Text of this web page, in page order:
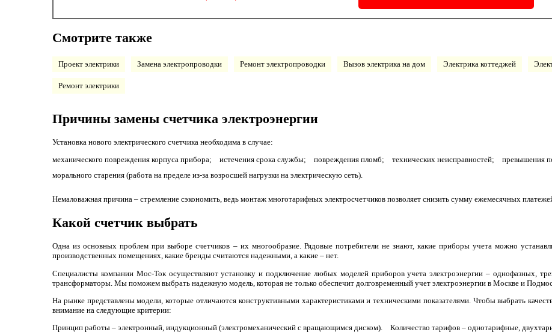
Смотрите также
Проект электрики Замена электропроводки Ремонт электропроводки Вызов электрика на дом Электрика коттеджей
Ремонт электрики
Причины замены счетчика электроэнергии
Установка нового электрического счетчика необходима в случае:
механического повреждения корпуса прибора;
истечения срока службы; повреждения пломб; технических неисправностей;
превышения
морального старения (работа на пределе из-за возросшей нагрузки на электрическую сеть).
Немаловажная причина – стремление сэкономить, ведь монтаж многотарифных электросчетчиков позволяет снизить сумму ежемесячных
Какой счетчик выбрать
Одна из основных проблем при выборе счетчиков – их многообразие. Рядовые потребители не знают, какие приборы учета можно
производственных помещениях, какие бренды считаются надежными, а какие – нет.
Специалисты компании Мос-Ток осуществляют установку и подключение любых моделей приборов учета электроэнергии – однофазных,
трансформаторы. Мы поможем выбрать надежную модель, которая не только обеспечит долговременный учет электроэнергии в Москве и
На рынке представлены модели, которые отличаются конструктивными характеристиками и техническими показателями. Чтобы выбрать
внимание на следующие критерии:
Принцип работы – электронный, индукционный (электромеханический с вращающимся диском).
Количество тарифов – однотарифные,